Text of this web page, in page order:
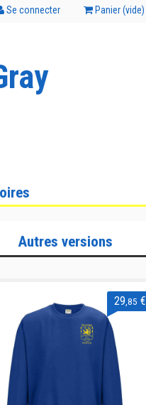
Se connecter Panier (vide)
Autres versions
29 ,85 €